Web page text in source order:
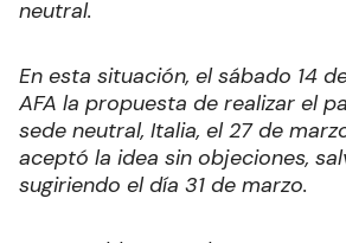
neutral.
En esta situación, el sábado 14
AFA la propuesta de realizar el
sede neutral, Italia, el 27 de
aceptó la idea sin objeciones,
sugiriendo el día 31 de marzo.